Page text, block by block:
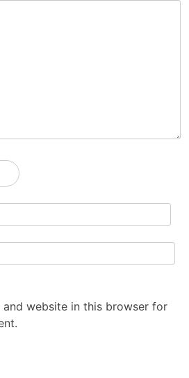
and website in this browser for